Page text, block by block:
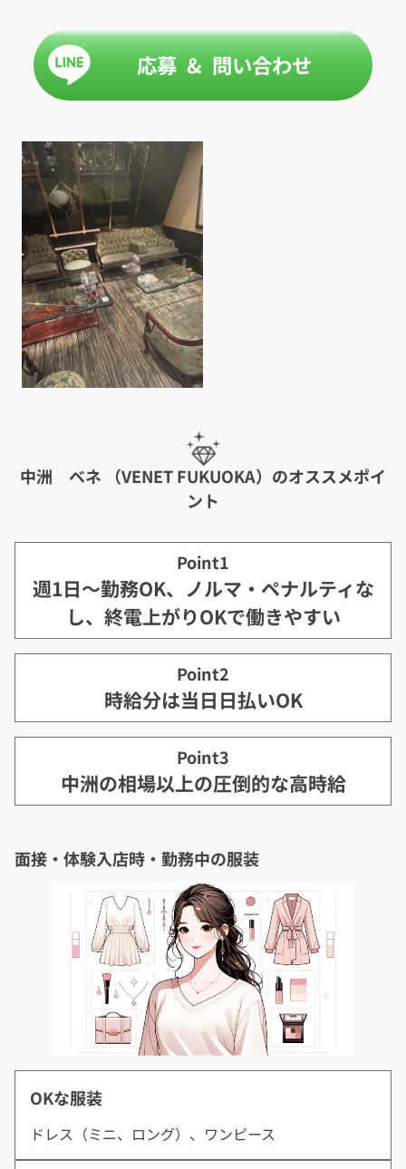
応募 & 問い合わせ
中洲 ベネ （VENET FUKUOKA）のオススメポイ
ント
Point1
週1日～勤務OK、ノルマ・ペナルティな
し、終電上がりOKで働きやすい
Point2
時給分は当日日払いOK
Point3
中洲の相場以上の圧倒的な高時給
面接・体験入店時・勤務中の服装
OKな服装
ドレス（ミニ、ロング）、ワンピース